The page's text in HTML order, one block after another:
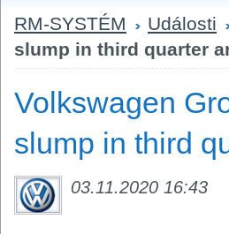
RM-SYSTÉM Události
slump in third quarter
Volkswagen
slump in third
03.11.2020 16:43